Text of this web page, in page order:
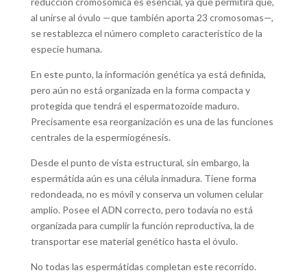
al unirse al óvulo —que también aporta 23 cromosomas—,
se restablezca el número completo característico de la
especie humana.
En este punto, la información genética ya está definida,
pero aún no está organizada en la forma compacta y
protegida que tendrá el espermatozoide maduro.
Precisamente esa reorganización es una de las funciones
centrales de la espermiogénesis.
Desde el punto de vista estructural, sin embargo, la
espermátida aún es una célula inmadura. Tiene forma
redondeada, no es móvil y conserva un volumen celular
amplio. Posee el ADN correcto, pero todavía no está
organizada para cumplir la función reproductiva, la de
transportar ese material genético hasta el óvulo.
No todas las espermátidas completan este recorrido.